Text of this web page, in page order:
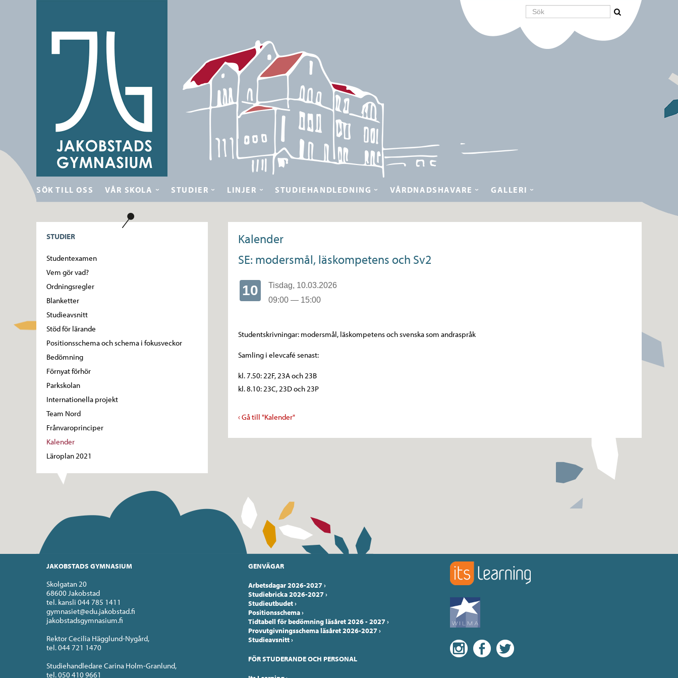
SÖK TILL OSS VÅR SKOLA STUDIER LINJER STUDIEHANDLEDNING VÅRDNADSHAVARE GALLERI
STUDIER
Studentexamen
Vem gör vad?
Ordningsregler
Blanketter
Studieavsnitt
Stöd för lärande
Positionsschema och schema i fokusveckor
Bedömning
Förnyat förhör
Parkskolan
Internationella projekt
Team Nord
Frånvaroprinciper
Kalender
Läroplan 2021
Kalender
SE: modersmål, läskompetens och Sv2
10
Tisdag, 10.03.2026
09:00 — 15:00
Studentskrivningar: modersmål, läskompetens och svenska som andraspråk
Samling i elevcafé senast:
kl. 7.50: 22F, 23A och 23B
kl. 8.10: 23C, 23D och 23P
‹ Gå till "Kalender"
JAKOBSTADS GYMNASIUM
Skolgatan 20
68600 Jakobstad
tel. kansli 044 785 1411
gymnasiet@edu.jakobstad.fi
jakobstadsgymnasium.fi
Rektor Cecilia Hägglund-Nygård,
tel. 044 721 1470
Studiehandledare Carina Holm-Granlund,
tel. 050 410 9661
GENVÄGAR
Arbetsdagar 2026-2027 ›
Studiebricka 2026-2027 ›
Studieutbudet›
Positionsschema›
Tidtabell för bedömning läsåret 2026 - 2027 ›
Provutgivningsschema läsåret 2026-2027 ›
Studieavsnitt›
FÖR STUDERANDE OCH PERSONAL